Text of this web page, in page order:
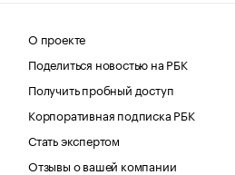
О проекте
Поделиться новостью на РБК
Получить пробный доступ
Корпоративная подписка РБК
Стать экспертом
Отзывы о вашей компании